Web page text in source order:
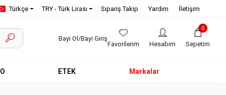
Türkçe TRY - Türk Lirası Sipariş Takip Yardım İletişim
Bayi Ol/Bayi Giriş
Favorilerim Hesabım
0
Sepetim
ETEK Markalar